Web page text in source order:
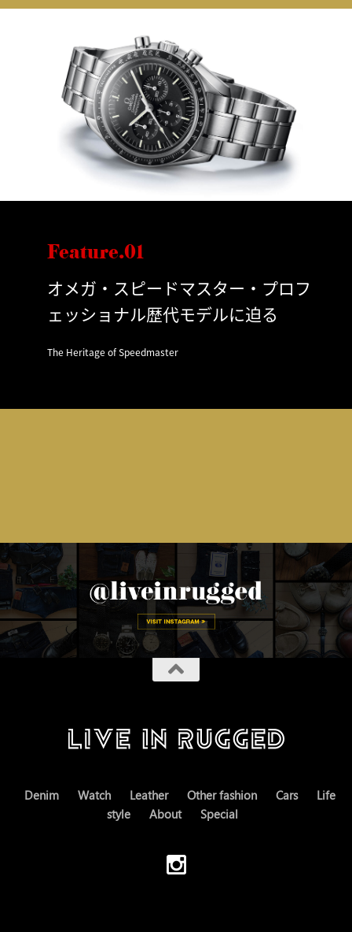
Feature.01
オメガ・スピードマスター・プロフ
ェッショナル歴代モデルに迫る
The Heritage of Speedmaster
Denim Watch Leather Other fashion Cars
Life
style
About Special